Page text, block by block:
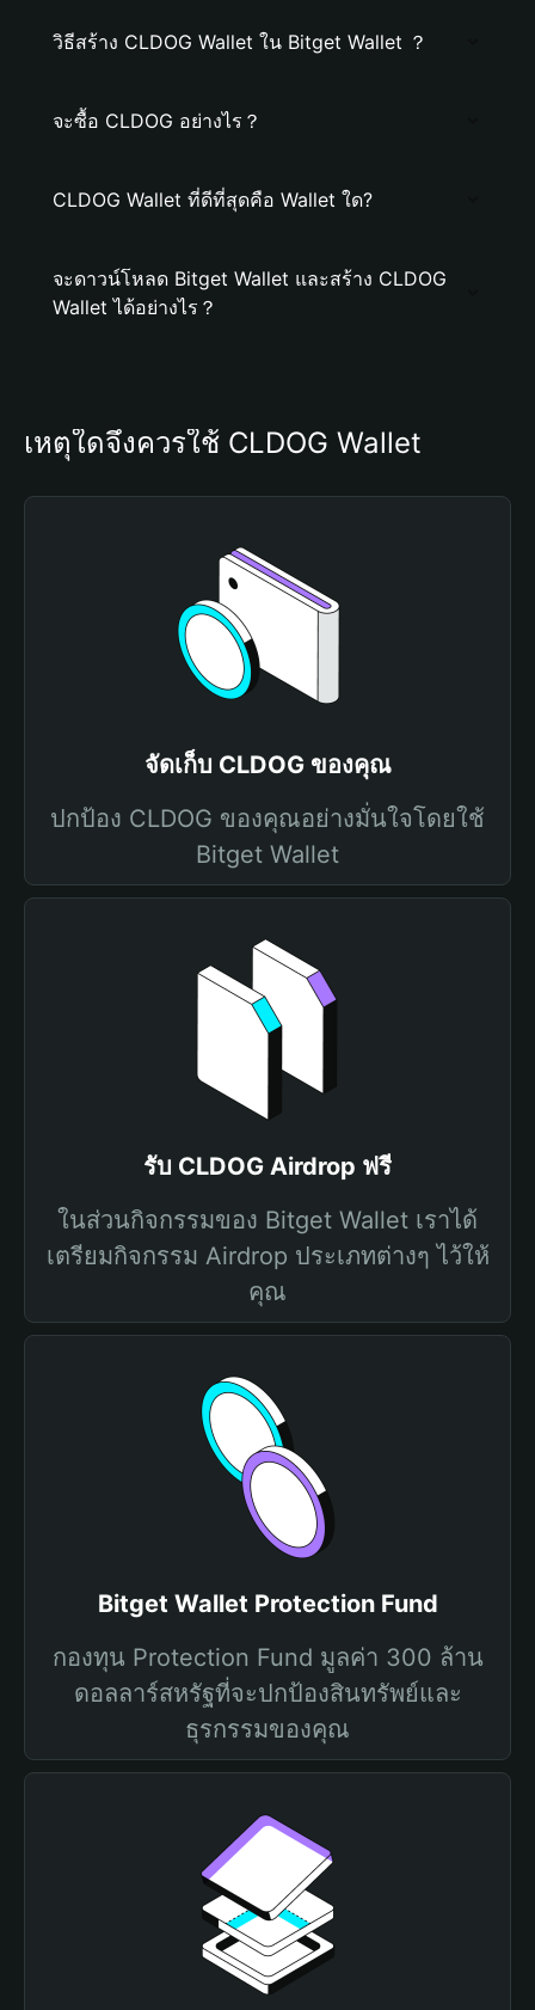
วิธีสร้าง CLDOG Wallet ใน Bitget Wallet ？
จะซื้อ CLDOG อย่างไร？
CLDOG Wallet ที่ดีที่สุดคือ Wallet ใด?
จะดาวน์โหลด Bitget Wallet และสร้าง CLDOG
Wallet ได้อย่างไร？
เหตุใดจึงควรใช้ CLDOG Wallet
จัดเก็บ CLDOG ของคุณ
ปกป้อง CLDOG ของคุณอย่างมั่นใจโดยใช้
Bitget Wallet
รับ CLDOG Airdrop ฟรี
ในส่วนกิจกรรมของ Bitget Wallet เราได้
เตรียมกิจกรรม Airdrop ประเภทต่างๆ ไว้ให้
คุณ
Bitget Wallet Protection Fund
กองทุน Protection Fund มูลค่า 300 ล้าน
ดอลลาร์สหรัฐที่จะปกป้องสินทรัพย์และ
ธุรกรรมของคุณ